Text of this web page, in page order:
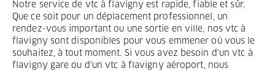
Notre service de vtc à flavigny est rapide, fiable et sûr.
Que ce soit pour un déplacement professionnel, un
rendez-vous important ou une sortie en ville, nos vtc à
flavigny sont disponibles pour vous emmener où vous le
souhaitez, à tout moment. Si vous avez besoin d'un vtc à
flavigny gare ou d'un vtc à flavigny aéroport, nous